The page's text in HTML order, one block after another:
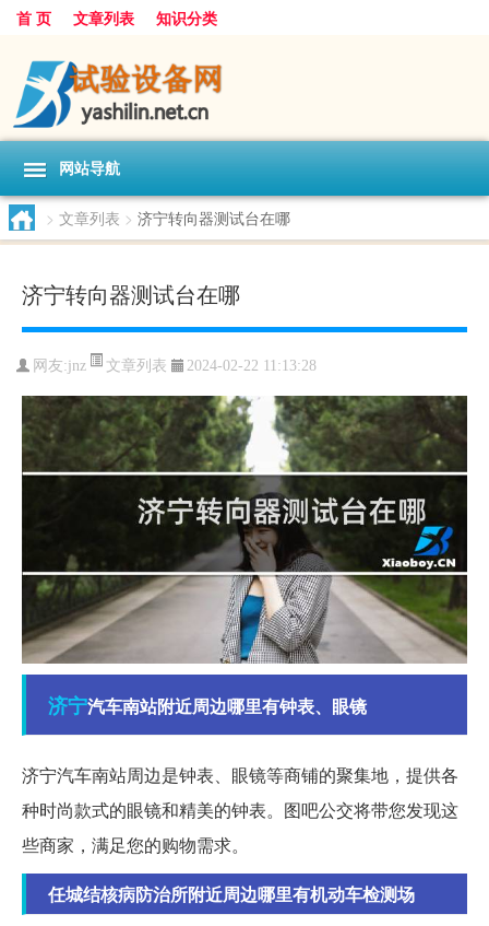
首 页 文章列表 知识分类
网站导航
> 文章列表 > 济宁转向器测试台在哪
济宁转向器测试台在哪
网友:jnz 文章列表 2024-02-22 11:13:28
济宁汽车南站附近周边哪里有钟表、眼镜
济宁汽车南站周边是钟表、眼镜等商铺的聚集地，提供各
种时尚款式的眼镜和精美的钟表。图吧公交将带您发现这
些商家，满足您的购物需求。
任城结核病防治所附近周边哪里有机动车检测场